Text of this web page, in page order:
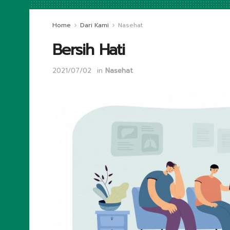
Home Dari Kami Nasehat
Bersih Hati
2021/07/02 in Nasehat